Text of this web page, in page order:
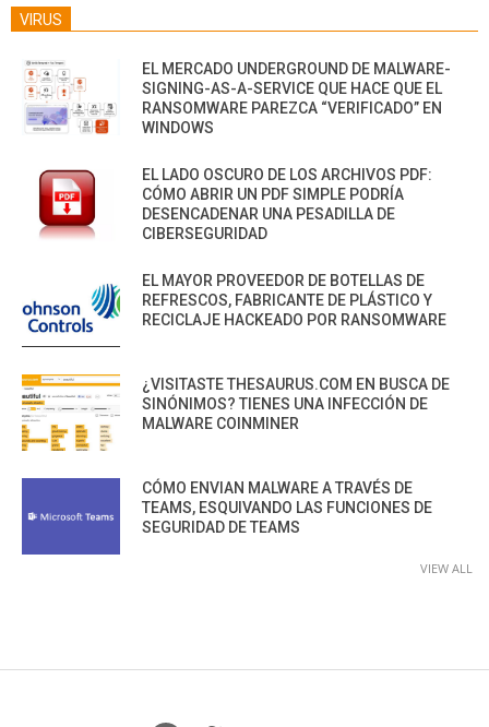
VIRUS
EL MERCADO UNDERGROUND DE MALWARE-
SIGNING-AS-A-SERVICE QUE HACE QUE EL
RANSOMWARE PAREZCA “VERIFICADO” EN
WINDOWS
EL LADO OSCURO DE LOS ARCHIVOS PDF:
CÓMO ABRIR UN PDF SIMPLE PODRÍA
DESENCADENAR UNA PESADILLA DE
CIBERSEGURIDAD
EL MAYOR PROVEEDOR DE BOTELLAS DE
REFRESCOS, FABRICANTE DE PLÁSTICO Y
RECICLAJE HACKEADO POR RANSOMWARE
¿VISITASTE THESAURUS.COM EN BUSCA DE
SINÓNIMOS? TIENES UNA INFECCIÓN DE
MALWARE COINMINER
CÓMO ENVIAN MALWARE A TRAVÉS DE
TEAMS, ESQUIVANDO LAS FUNCIONES DE
SEGURIDAD DE TEAMS
VIEW ALL